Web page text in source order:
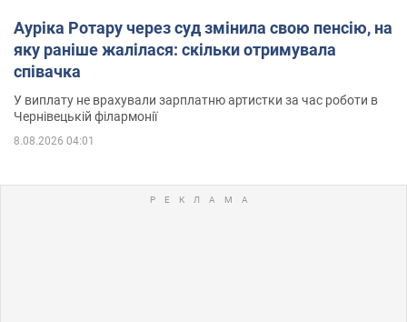
Ауріка Ротару через суд змінила свою пенсію, на
яку раніше жалілася: скільки отримувала
співачка
У виплату не врахували зарплатню артистки за час роботи в
Чернівецькій філармонії
8.08.2026 04:01